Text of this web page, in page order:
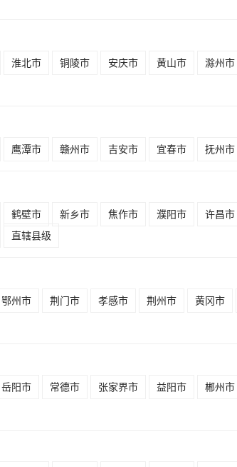
淮北市 铜陵市 安庆市 黄山市 滁州市
鹰潭市 赣州市 吉安市 宜春市 抚州市
鹤壁市 新乡市 焦作市 濮阳市 许昌市
直辖县级
鄂州市 荆门市 孝感市 荆州市 黄冈市
岳阳市 常德市 张家界市 益阳市 郴州市